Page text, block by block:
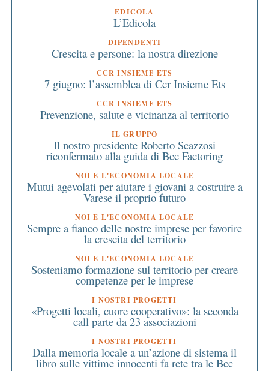
EDICOLA
L’Edicola
DIPENDENTI
Crescita e persone: la nostra direzione
CCR INSIEME ETS
7 giugno: l’assemblea di Ccr Insieme Ets
CCR INSIEME ETS
Prevenzione, salute e vicinanza al territorio
IL GRUPPO
Il nostro presidente Roberto Scazzosi
riconfermato alla guida di Bcc Factoring
NOI E L'ECONOMIA LOCALE
Mutui agevolati per aiutare i giovani a costruire a
Varese il proprio futuro
NOI E L'ECONOMIA LOCALE
Sempre a fianco delle nostre imprese per favorire
la crescita del territorio
NOI E L'ECONOMIA LOCALE
Sosteniamo formazione sul territorio per creare
competenze per le imprese
I NOSTRI PROGETTI
«Progetti locali, cuore cooperativo»: la seconda
call parte da 23 associazioni
I NOSTRI PROGETTI
Dalla memoria locale a un’azione di sistema il
libro sulle vittime innocenti fa rete tra le Bcc